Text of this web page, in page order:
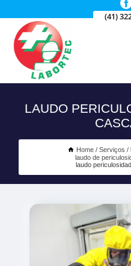
(41)
LAUDO
Home Serviços
laudo de
laudo